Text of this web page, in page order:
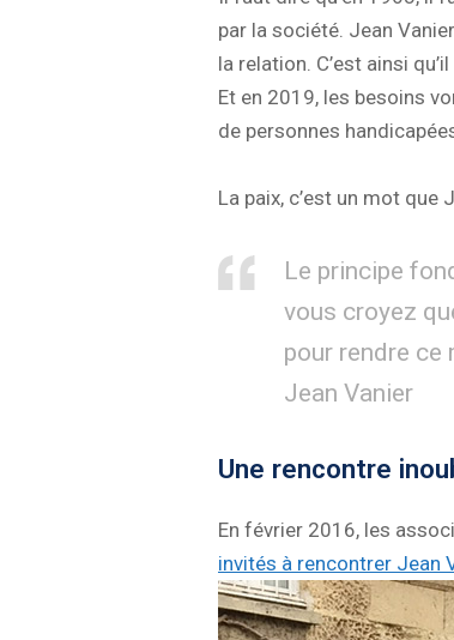
par la société. Jean
la relation. C’est ainsi
Et en 2019, les besoins
de personnes
La paix, c’est un mot
Le principe
vous croyez
pour rendre ce
Jean Vanier
Une rencontre
En février 2016, les
invités à rencontrer Jean